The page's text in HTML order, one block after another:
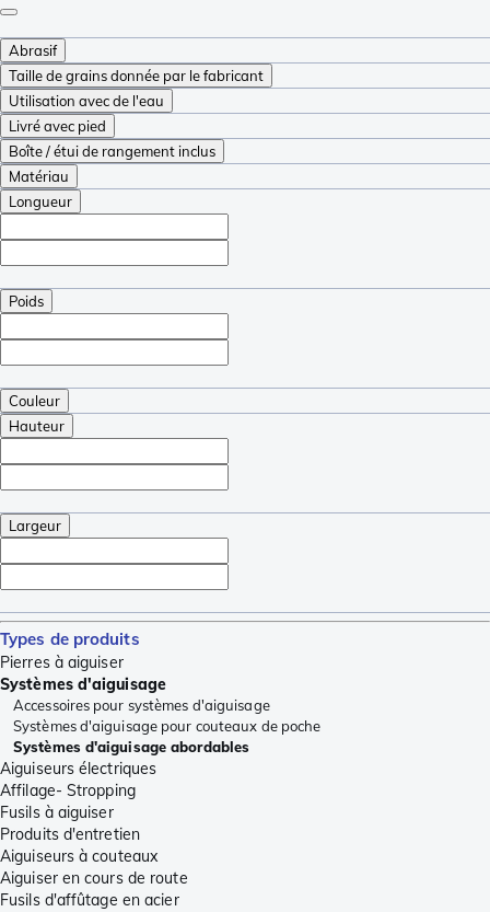
Abrasif
Taille de grains donnée par le fabricant
Utilisation avec de l'eau
Livré avec pied
Boîte / étui de rangement inclus
Matériau
Longueur
Poids
Couleur
Hauteur
Largeur
Types de produits
Pierres à aiguiser
Systèmes d'aiguisage
Accessoires pour systèmes d'aiguisage
Systèmes d'aiguisage pour couteaux de poche
Systèmes d'aiguisage abordables
Aiguiseurs électriques
Affilage- Stropping
Fusils à aiguiser
Produits d'entretien
Aiguiseurs à couteaux
Aiguiser en cours de route
Fusils d'affûtage en acier